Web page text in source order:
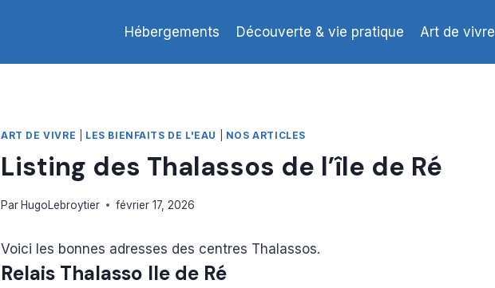
Hébergements Découverte & vie pratique Art de vivre
ART DE VIVRE LES BIENFAITS DE L'EAU NOS ARTICLES
Listing des Thalassos de l’île de Ré
ParHugoLebroytier février 17, 2026
Voici les bonnes adresses des centres Thalassos.
Relais Thalasso Ile de Ré